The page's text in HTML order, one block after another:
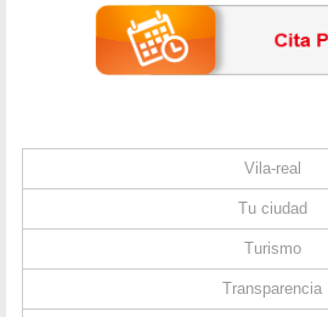
Vila-real
Tu ciudad
Turismo
Transparencia